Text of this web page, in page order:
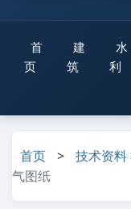
首
页
建
筑
水
利
首页 > 技术资料
气图纸